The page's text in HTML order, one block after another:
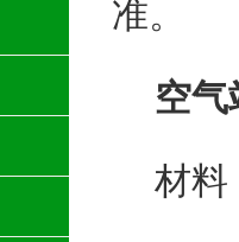
准。
空气
材料